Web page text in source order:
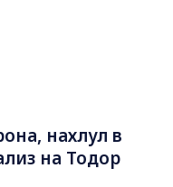
нахлул в
на Тодор